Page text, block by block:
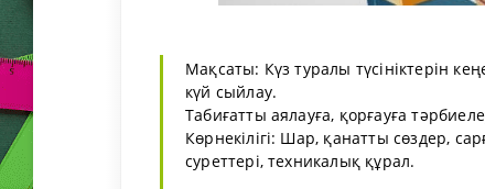
Мақсаты: Күз туралы түсініктерін
күй сыйлау.
Табиғатты аялауға, қорғауға
Көрнекілігі: Шар, қанатты сөздер,
суреттері, техникалық құрал.